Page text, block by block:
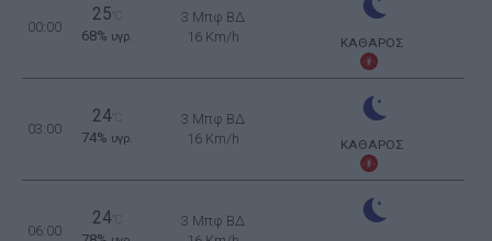
00:00
25
68% υγρ.
3 Μπφ ΒΔ
16 Km/h
ΚΑΘΑΡΟΣ
03:00
24°C
74% υγρ.
3 Μπφ ΒΔ
16 Km/h
ΚΑΘΑΡΟΣ
06:00
24°C
3 Μπφ ΒΔ